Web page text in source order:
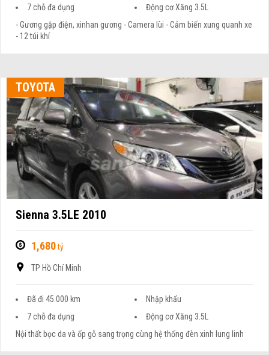
7 chỗ đa dụng
Động cơ Xăng 3.5L
- Gương gập điện, xinhan gương - Camera lùi - Cảm biến xung quanh xe
- 12 túi khí
TOYOTA
Sienna 3.5LE 2010
1,680tỷ
TP Hồ Chí Minh
Đã đi 45.000 km
Nhập khẩu
7 chỗ đa dụng
Động cơ Xăng 3.5L
Nội thất bọc da và ốp gỗ sang trọng cùng hệ thống đèn xinh lung linh